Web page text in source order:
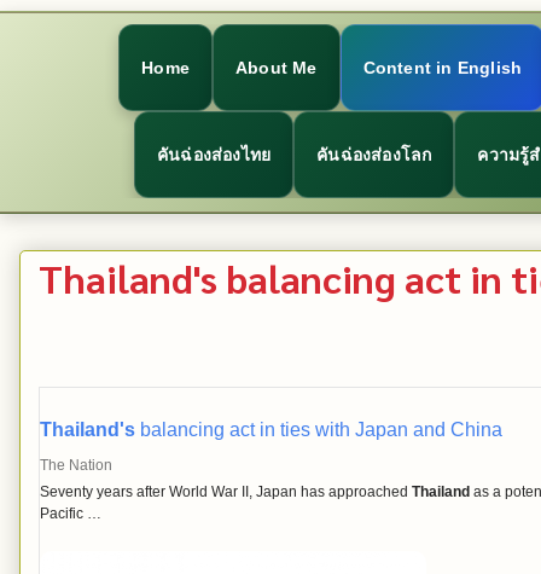
Home About Me Content in English
คันฉ่องส่องไทย คันฉ่องส่องโลก ความรู้
Thailand's balancing act in
Thailand's balancing act in ties with Japan and China
The Nation
Seventy years after World War II, Japan has approached Thailand as a
Pacific …